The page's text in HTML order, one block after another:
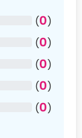
(0)
(0)
(0)
(0)
(0)